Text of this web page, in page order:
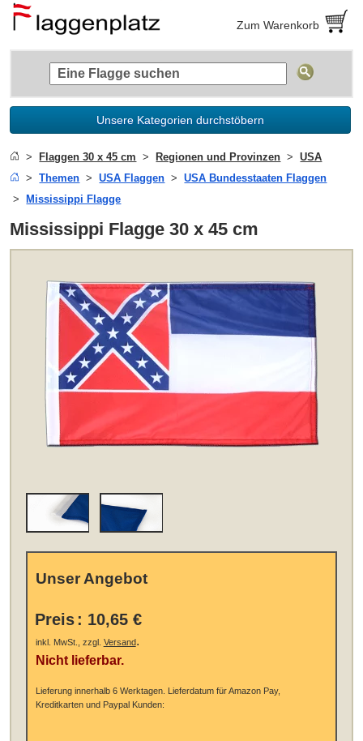
Zum Warenkorb
Unsere Kategorien durchstöbern
Flaggen 30 x 45 cm Regionen und Provinzen
USA
Themen
USA Flaggen
USA Bundesstaaten Flaggen
Mississippi Flagge
Mississippi Flagge 30 x 45 cm
Unser Angebot
Preis : 10,65 €
inkl. MwSt., zzgl. Versand.
Nicht lieferbar.
Lieferung innerhalb 6 Werktagen. Lieferdatum für Amazon Pay,
Kreditkarten und Paypal Kunden: